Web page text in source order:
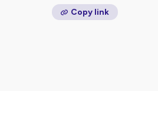
Copy link